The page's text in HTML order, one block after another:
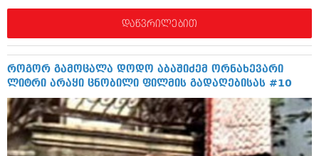
იანვარი 2012 (322)
ნოემბერი 2011 (471)
ოქტომბერი 2011 (754)
აგვისტო 2011 (249)
ივლისი 2011 (400)
მაისი 2011 (415)
აპრილი 2011 (294)
მარტი 2011 (654)
თებერვალი 2011 (329)
დაწვრილებით
როგორ გამოცალა დოდო აბაშიძემ ორნახევარი
ლიტრი არაყი ცნობილი ფილმის გადაღებისას #10